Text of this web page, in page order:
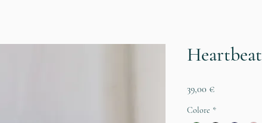
Heartbeat
39,00 €Prezzo
Colore *